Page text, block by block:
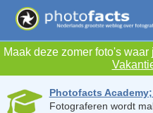
Maak deze zomer foto's
Photofacts
Fotograferen wordt